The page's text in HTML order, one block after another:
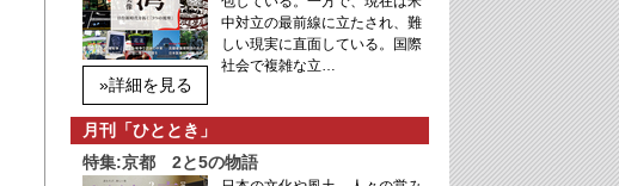
»詳細を見る
中対立の最前線に立たされ、難
しい現実に直面している。国際
社会で複雑な立…
月刊「ひととき」
特集:京都 2と5の物語